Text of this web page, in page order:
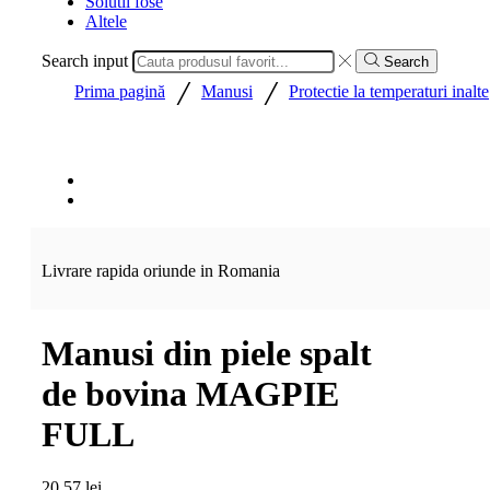
Altele
Search input Search
Prima pagină / Manusi / Protectie la temperaturi inalte
Livrare rapida oriunde in Romania
Manusi din piele spalt
de bovina MAGPIE
FULL